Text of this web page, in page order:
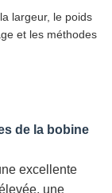
largeur, le poids
et les méthodes
de la bobine
excellente
une